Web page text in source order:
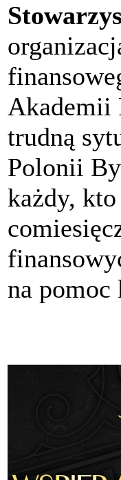
Akademii
trudną
Polonii
każdy,
na